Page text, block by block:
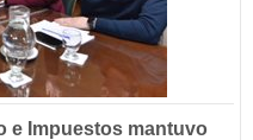
e Impuestos mantuvo